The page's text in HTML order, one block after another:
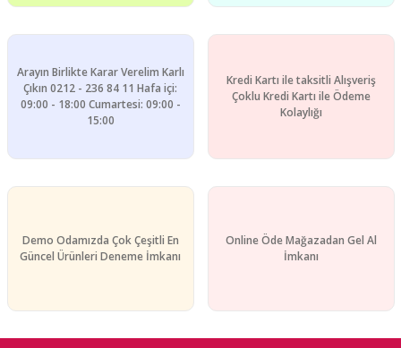
Arayın Birlikte Karar Verelim Karlı
Çıkın 0212 - 236 84 11 Hafa içi:
09:00 - 18:00 Cumartesi: 09:00 -
15:00
Kredi Kartı ile taksitli Alışveriş
Çoklu Kredi Kartı ile Ödeme
Kolaylığı
Demo Odamızda Çok Çeşitli En
Güncel Ürünleri Deneme İmkanı
Online Öde Mağazadan Gel Al
İmkanı